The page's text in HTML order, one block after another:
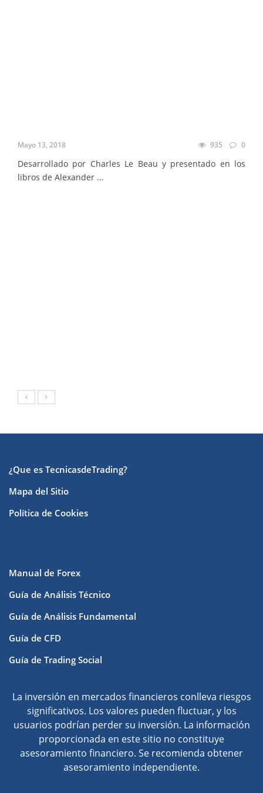
Mayo 13, 2018 935 0
Desarrollado por Charles Le Beau y presentado en los
libros de Alexander ...
¿Que es TecnicasdeTrading?
Mapa del Sitio
Política de Cookies
Manual de Forex
Guía de Análisis Técnico
Guía de Análisis Fundamental
Guía de CFD
Guía de Trading Social
La inversión en mercados financieros conlleva riesgos
significativos. Los valores pueden fluctuar, y los
usuarios podrían perder su inversión. La información
proporcionada en este sitio no constituye
asesoramiento financiero. Se recomienda obtener
asesoramiento independiente.